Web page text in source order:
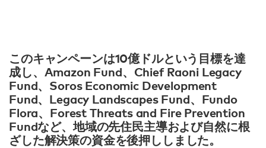
このキャンペーンは10億ドルという目標を達
成し、Amazon Fund、Chief Raoni Legacy
Fund、Soros Economic Development
Fund、Legacy Landscapes Fund、Fundo
Flora、Forest Threats and Fire Prevention
Fundなど、地域の先住民主導および自然に根
ざした解決策の資金を後押ししました。